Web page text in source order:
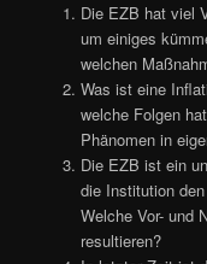
Die EZB hat viel
um einiges
welchen
Was ist eine
welche Folgen
Phänomen in
Die EZB ist ein
die Institution
Welche Vor- und
resultieren?